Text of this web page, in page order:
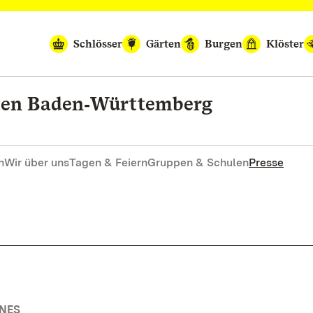
Schlösser Gärten Burgen Klöster
Baden‑Württemberg
Wir über unsTagen & FeiernGruppen & SchulenPresse